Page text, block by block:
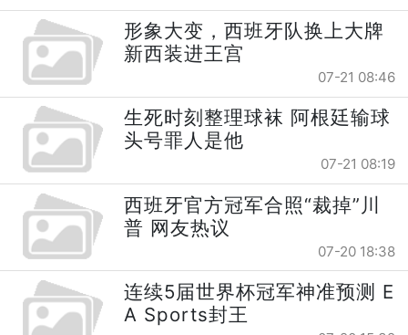
形象大变，西班牙队换上大牌
新西装进王宫
07-21 08:46
生死时刻整理球袜 阿根廷输球
头号罪人是他
07-21 08:19
西班牙官方冠军合照“裁掉”川
普 网友热议
07-20 18:38
连续5届世界杯冠军神准预测 E
A Sports封王